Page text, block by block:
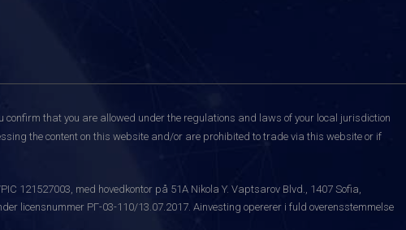
confirm that you are allowed under the regulations and laws of your local jurisdiction
the content on this website and/or are prohibited to trade via this website or if
121527003, med hovedkontor på 51A Nikola Y. Vaptsarov Blvd., 1407 Sofia,
licensnummer РГ-03-110/13.07.2017. Ainvesting opererer i fuld overensstemmelse